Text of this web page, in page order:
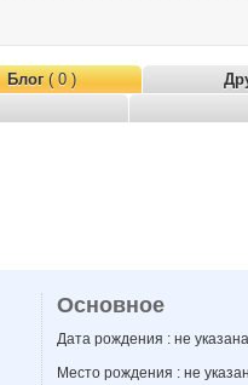
Блог( 0 )
Основное
Дата рождения : не указана
Место рождения : не